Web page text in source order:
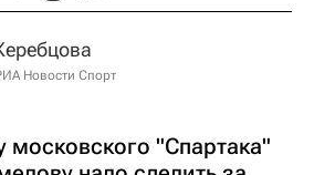
Новости Спорт
московского "Спартака"